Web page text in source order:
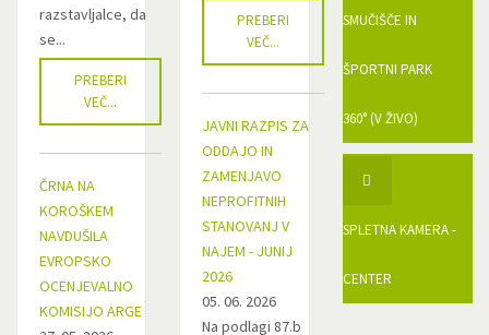
razstavljalce, da
se...
PREBERI
VEČ...
ČRNA NA
KOROŠKEM
NAVDUŠILA
EVROPSKO
OCENJEVALNO
KOMISIJO ARGE
PREBERI
VEČ...
JAVNI RAZPIS ZA
ODDAJO IN
ZAMENJAVO
NEPROFITNIH
STANOVANJ V
NAJEM - JUNIJ
2026
05. 06. 2026
Na podlagi 87.b
SMUČIŠČE IN
ŠPORTNI PARK
360° (V ŽIVO)
SPLETNA KAMERA -
CENTER